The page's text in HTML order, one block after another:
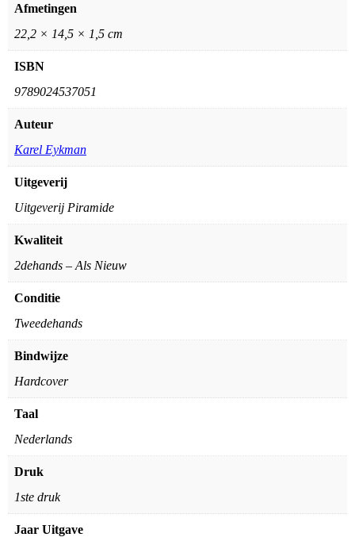
Afmetingen
22,2 × 14,5 × 1,5 cm
ISBN
9789024537051
Auteur
Karel Eykman
Uitgeverij
Uitgeverij Piramide
Kwaliteit
2dehands – Als Nieuw
Conditie
Tweedehands
Bindwijze
Hardcover
Taal
Nederlands
Druk
1ste druk
Jaar Uitgave